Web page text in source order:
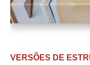
VERSÕES DE